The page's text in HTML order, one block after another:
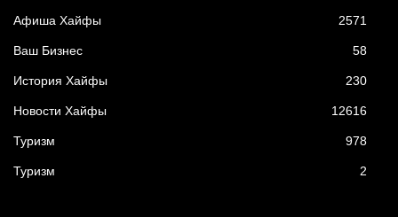
Афиша Хайфы 2571
Ваш Бизнес 58
История Хайфы 230
Новости Хайфы 12616
Туризм 978
Туризм 2